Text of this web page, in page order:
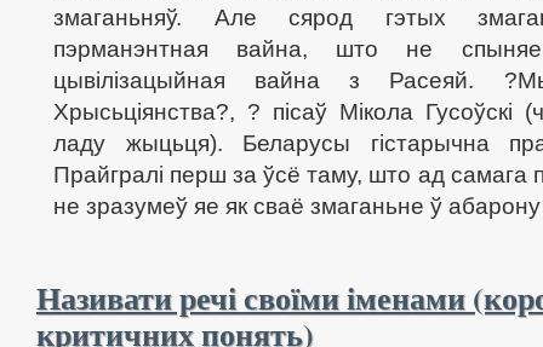
змаганьняў. Але сярод гэтых
пэрманэнтная вайна, што не
цывілізацыйная вайна з Расеяй.
Хрысьціянства?, ? пісаў Мікола Гусоўскі
ладу жыцьця). Беларусы гістарычна
Прайгралі перш за ўсё таму, што ад самага
не зразумеў яе як сваё змаганьне ў
Називати речі своїми іменами
критичних понять)